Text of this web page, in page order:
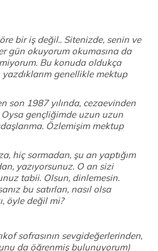
bir iş değil.. Sitenizde, senin ve
gün okuyorum okumasına da
Bu konuda oldukça
genellikle mektup
son 1987 yılında, cezaevinden
Oysa gençliğimde uzun uzun
Özlemişim mektup
hiç sormadan, şu an yaptığım
yazıyorsunuz. O an sizi
tabii. Olsun, dinlemesin.
bu satırları, nasıl olsa
öyle değil mi?
sofrasının sevgideğerlerinden,
da öğrenmiş bulunuyorum)